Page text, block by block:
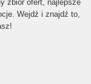
zbiór ofert, najlepsze
Wejdź i znajdź to,